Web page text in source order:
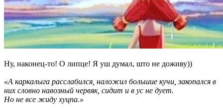
Ну, наконец-то! О липце! Я уш думал, што не доживу))
«А каркалыга расслабился, наложил большие кучи, закопался в
них словно навозный червяк, сидит и в ус не дует.
Но не все жиду хуцпа.»